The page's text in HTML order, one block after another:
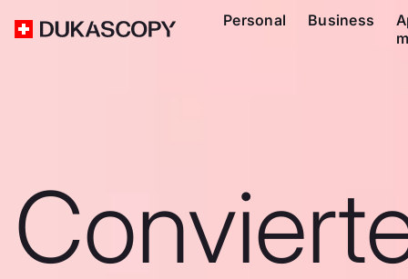
Personal Business